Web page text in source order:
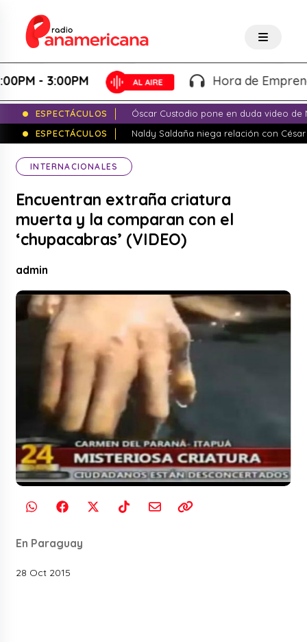
- 3:00PM Hora de Emprender
ESPECTÁCULOS
Óscar Custodio pone en duda video de
ESPECTÁCULOS
Naldy Saldaña niega relación con
INTERNACIONALES
Encuentran extraña criatura
muerta y la comparan con el
‘chupacabras’ (VIDEO)
admin
En Paraguay
28 Oct 2015